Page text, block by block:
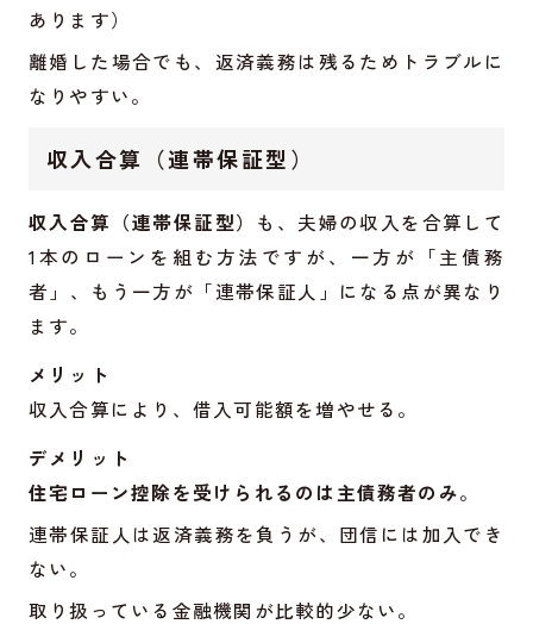
あります）
離婚した場合でも、返済義務は残るためトラブルに
なりやすい。
収入合算（連帯保証型）
収入合算（連帯保証型） も、夫婦の収入を合算して
1本のローンを組む方法ですが、一方が「主債務
者」、もう一方が「連帯保証人」になる点が異なり
ます。
メリット
収入合算により、借入可能額を増やせる。
デメリット
住宅ローン控除を受けられるのは主債務者のみ。
連帯保証人は返済義務を負うが、団信には加入でき
ない。
取り扱っている金融機関が比較的少ない。